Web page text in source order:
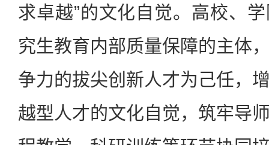
求卓越”的文化自觉。高校、
究生教育内部质量保障的主体
争力的拔尖创新人才为己任，
越型人才的文化自觉，筑牢导